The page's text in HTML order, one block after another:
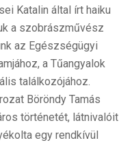
Katalin által írt haiku
a szobrászművész
az Egészségügyi
a Tűangyalok
találkozójához.
Böröndy Tamás
történetét, látnivalóit
egy rendkívül